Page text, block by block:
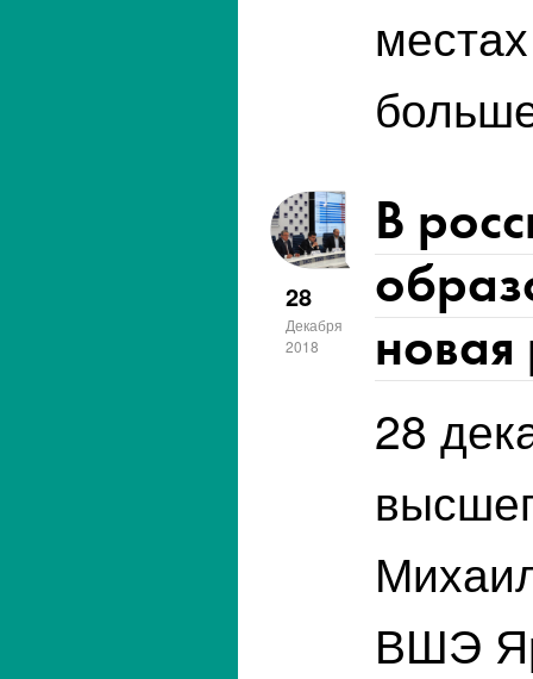
28
Декабря
2018
В
новая
28
ВШЭ